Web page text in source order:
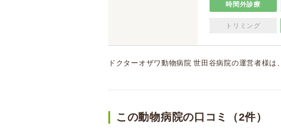
時間外診療
トリミング
ドクターオザワ動物病院 世田谷病院の運営者様は、
この動物病院の口コミ（2件）